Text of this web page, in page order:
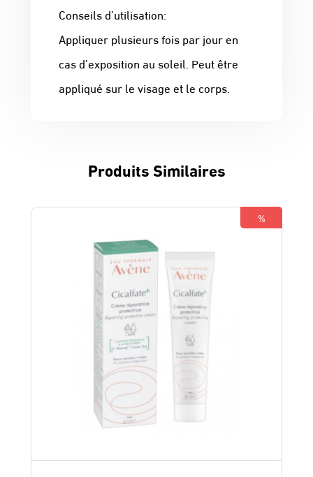
Conseils d’utilisation:
Appliquer plusieurs fois par jour en
cas d’exposition au soleil. Peut être
appliqué sur le visage et le corps.
Produits Similaires
%